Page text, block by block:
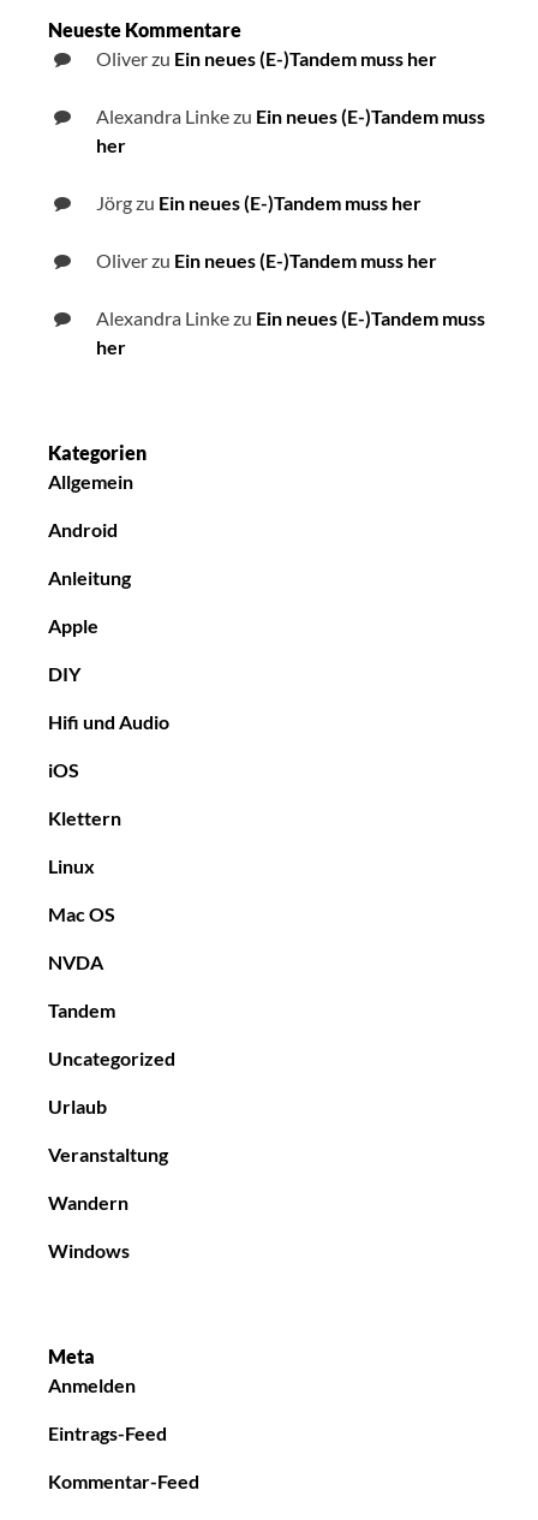
Neueste Kommentare
Oliverzu Ein neues (E-)Tandem muss her
Alexandra Linkezu Ein neues (E-)Tandem muss
her
Jörgzu Ein neues (E-)Tandem muss her
Oliverzu Ein neues (E-)Tandem muss her
Alexandra Linkezu Ein neues (E-)Tandem muss
her
Kategorien
Allgemein
Android
Anleitung
Apple
DIY
Hifi und Audio
iOS
Klettern
Linux
Mac OS
NVDA
Tandem
Uncategorized
Urlaub
Veranstaltung
Wandern
Windows
Meta
Anmelden
Eintrags-Feed
Kommentar-Feed